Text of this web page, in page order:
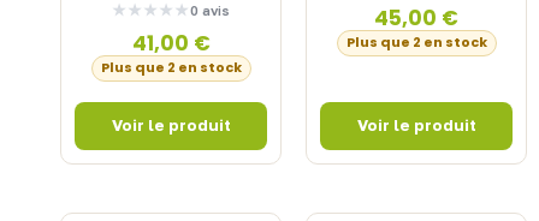
0 avis
41,00 €
Plus que 2 en stock
45,00 €
Plus que 2 en stock